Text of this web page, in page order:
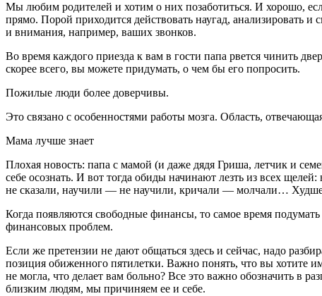
Мы любим родителей и хотим о них позаботиться. И хорошо,
прямо. Порой приходится действовать наугад, анализировать
и внимания, на­пример, ваших звонков.
Во время каждого приезда к вам в гости папа рвется чинить
скорее все­го, вы можете придумать, о чем бы его попросить.
Пожилые люди более доверчивы.
Это связано с особенностями работы мозга. Область,
Мама лучше знает
Плохая новость: папа с мамой (и даже дядя Гриша, летчик и
себе осознать. И вот тогда обиды начинают лезть из всех
не сказали, научили — не научили, кри­чали — молчали…
Когда появляются свободные финансы, то самое время
финансовых проблем.
Если же претензии не дают общать­ся здесь и сейчас, надо
позиция обиженного пяти­летки. Важно понять, что вы хотите
не могла, что де­лает вам больно? Все это важно обо­значить в
близ­ким людям, мы причиняем ее и себе.